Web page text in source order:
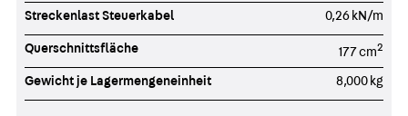
Streckenlast Steuerkabel 0,26 kN/m
Querschnittsfläche 177 cm2
Gewicht je Lagermengeneinheit 8,000 kg